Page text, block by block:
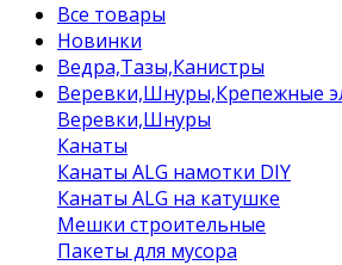
Все товары
Новинки
Ведра,Тазы,Канистры
Веревки,Шнуры,Крепежные
Веревки,Шнуры
Канаты
Канаты ALG намотки DIY
Канаты ALG на катушке
Мешки строительные
Пакеты для мусора